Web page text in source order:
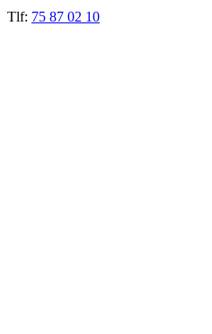
Tlf: 75 87 02 10